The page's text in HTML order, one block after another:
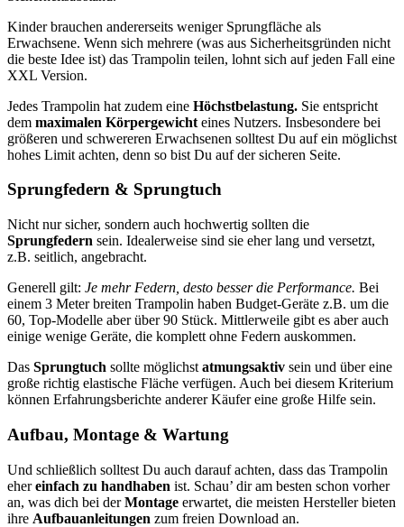
Kinder brauchen andererseits weniger Sprungfläche als
Erwachsene. Wenn sich mehrere (was aus Sicherheitsgründen nicht
die beste Idee ist) das Trampolin teilen, lohnt sich auf jeden Fall eine
XXL Version.
Jedes Trampolin hat zudem eine Höchstbelastung. Sie entspricht
dem maximalen Körpergewicht eines Nutzers. Insbesondere bei
größeren und schwereren Erwachsenen solltest Du auf ein möglichst
hohes Limit achten, denn so bist Du auf der sicheren Seite.
Sprungfedern & Sprungtuch
Nicht nur sicher, sondern auch hochwertig sollten die
Sprungfedern sein. Idealerweise sind sie eher lang und versetzt,
z.B. seitlich, angebracht.
Generell gilt: Je mehr Federn, desto besser die Performance. Bei
einem 3 Meter breiten Trampolin haben Budget-Geräte z.B. um die
60, Top-Modelle aber über 90 Stück. Mittlerweile gibt es aber auch
einige wenige Geräte, die komplett ohne Federn auskommen.
Das Sprungtuch sollte möglichst atmungsaktiv sein und über eine
große richtig elastische Fläche verfügen. Auch bei diesem Kriterium
können Erfahrungsberichte anderer Käufer eine große Hilfe sein.
Aufbau, Montage & Wartung
Und schließlich solltest Du auch darauf achten, dass das Trampolin
ehereinfach zu handhaben ist. Schau’ dir am besten schon vorher
an, was dich bei derMontage erwartet, die meisten Hersteller bieten
ihre Aufbauanleitungen zum freien Download an.